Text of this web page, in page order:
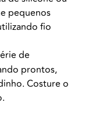
pequenos
fio
de
prontos,
Costure o